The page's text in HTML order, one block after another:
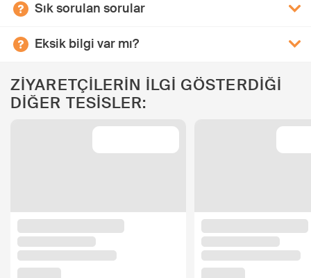
Sık sorulan sorular
Eksik bilgi var mı?
ZİYARETÇİLERİN İLGİ GÖSTERDİĞİ
DİĞER TESİSLER: